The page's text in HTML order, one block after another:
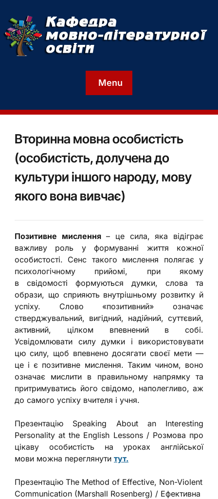
Menu
Вторинна мовна особистість
(особистість, долучена до
культури іншого народу, мову
якого вона вивчає)
Позитивне мислення– це сила, яка відіграє
важливу роль у формуванні життя
кожної
особистості. Сенс такого мислення полягає у
психологічному прийомі, при якому
в свідомості формуються думки, слова та
образи, що сприяють внутрішньому розвитку й
успіху. Слово «позитивний» означає
стверджувальний, вигідний, надійний, суттєвий,
активний, цілком впевнений в собі.
Усвідомлювати силу думки і використовувати
цю силу, щоб впевнено досягати своєї мети —
це і є позитивне мислення. Таким чином, воно
означає мислити в правильному напрямку та
притримуватись його свідомо, наполегливо, аж
до самого успіху вчителя і учня.
Презентацію Speaking About an Interesting
Personality at the English Lessons/ Розмова про
цікаву особистість на уроках англійської
мови можна переглянути тут.
Презентацію The Method of Effective, Non-Violent
Communication (Marshall Rosenberg) / Ефективна